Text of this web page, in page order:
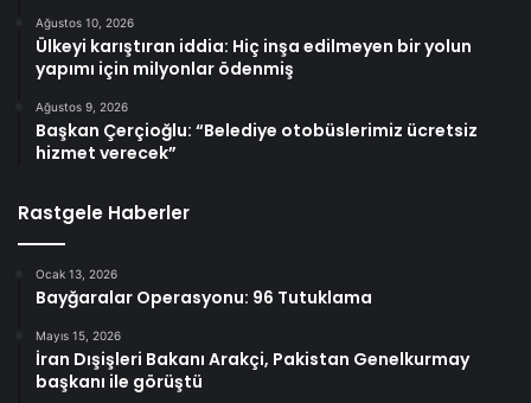
Ağustos 10, 2026
Ülkeyi karıştıran iddia: Hiç inşa edilmeyen bir yolun
yapımı için milyonlar ödenmiş
Ağustos 9, 2026
Başkan Çerçioğlu: “Belediye otobüslerimiz ücretsiz
hizmet verecek”
Rastgele Haberler
Ocak 13, 2026
Bayğaralar Operasyonu: 96 Tutuklama
Mayıs 15, 2026
İran Dışişleri Bakanı Arakçi, Pakistan Genelkurmay
başkanı ile görüştü